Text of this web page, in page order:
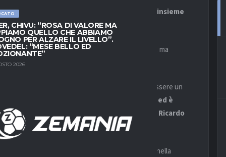
CHIVU: “ROSA DI VALORE MA
QUELLO CHE ABBIAMO
PER ALZARE IL LIVELLO”.
“MESE BELLO ED
2026
portoghese nelle competizioni europee – insieme
prova di carattere.
sono scontrate in questa stessa competizione, ma
Gerrard.
in evidenza un Braga che quest’anno sembra essere un
del gioco, che fa pressing continuo, ed è
soluzioni cruciali nei piedi del suo capitano, Ricardo
portoghese
, ed è già arrivata una volta, nella